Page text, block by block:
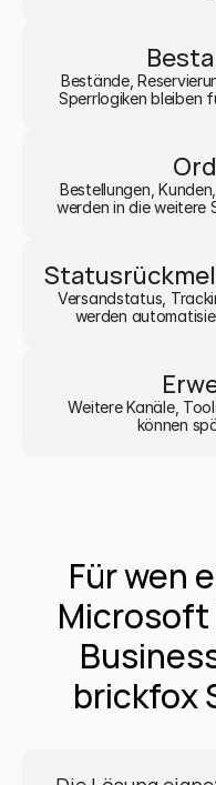
Bestände,
Sperrlogiken bleiben
Bestellungen,
werden in die weitere
Versandstatus,
werden
Weitere Kanäle,
können
Für wen
Microsoft
brickfox